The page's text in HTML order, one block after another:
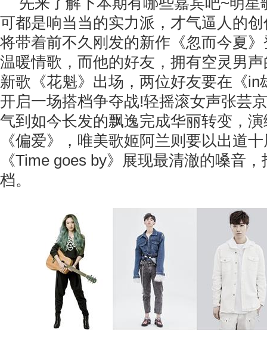
可都是响当当的实力派，才气逼人的
将带着前不久刚发的新作《忽而今夏
温暖情歌，而他的好友，拥有空灵男
新歌《花魁》出场，两位好友要在《in
开启一场搭档争夺战!轻摇滚女声张芸
气到如今长发的飘逸完成华丽转变，
《偏爱》，唯美歌姬阿兰则要以出道
《Time goes by》展现最清澈的嗓音
档。